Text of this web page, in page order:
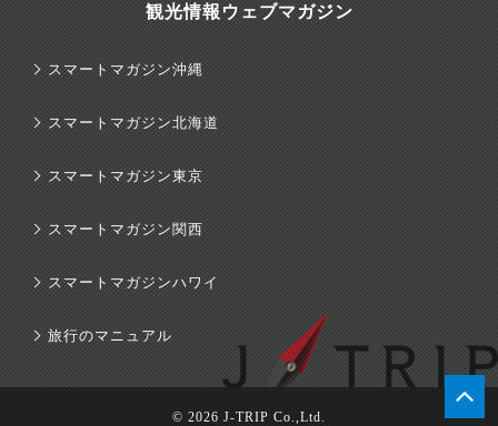
観光情報ウェブマガジン
スマートマガジン沖縄
スマートマガジン北海道
スマートマガジン東京
スマートマガジン関西
スマートマガジンハワイ
旅行のマニュアル
© 2026 J-TRIP Co.,Ltd.